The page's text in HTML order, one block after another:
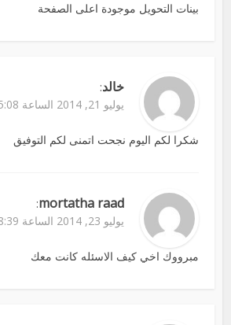
بينات التحويل موجودة اعلى الصفحة
خالد:
يوليو 21, 2014 الساعة 5:08 م
شكرا لكم اليوم نجحت اتمنى لكم التوفيق
mortatha raad
:
يوليو 23, 2014 الساعة 8:39 ص
مبرووك اخي كيف الاسئله كانت معك